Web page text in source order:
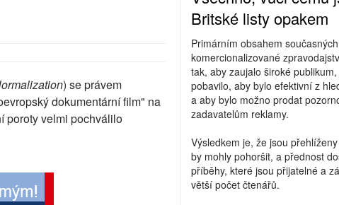
) se právem
dokumentární film" na
poroty velmi pochválilo
Britské listy opakem
Primárním obsahem
komercionalizované
tak, aby zaujalo široké
pobavilo, aby bylo efektivní z
a aby bylo možno prodat
zadavatelům reklamy.
Výsledkem je, že jsou
by mohly pohoršit, a přednost
příběhy, které jsou přijatelné a
větší počet čtenářů.